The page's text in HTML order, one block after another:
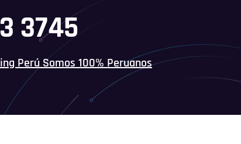
3745
Perú Somos 100% Peruanos